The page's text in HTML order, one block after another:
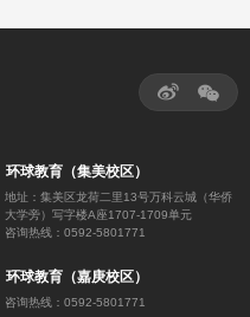
环球教育（集美校区）
地址：集美区龙荷二里13号万科云城（华侨
大学旁）写字楼A座1707-1709单元
咨询热线： 0592-5801771
环球教育（嘉庚校区）
咨询热线： 0592-5801771
 